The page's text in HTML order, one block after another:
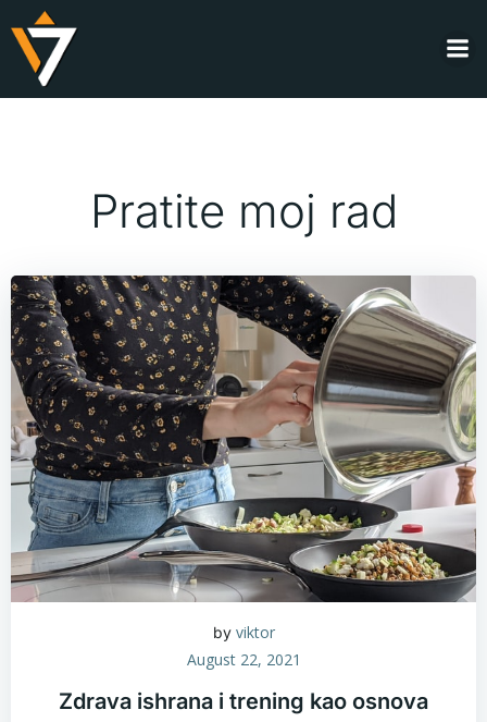
Pratite moj rad
by viktor
August 22, 2021
Zdrava ishrana i trening kao osnova